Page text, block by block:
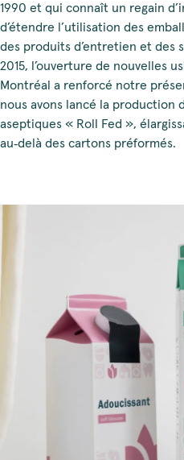
1990 et qui connaît un regain
d’étendre l’utilisation des
des produits d’entretien et des
2015, l’ouverture de nouvelles
Montréal a renforcé notre
nous avons lancé la production
aseptiques « Roll Fed »,
au‑delà des cartons préformés.